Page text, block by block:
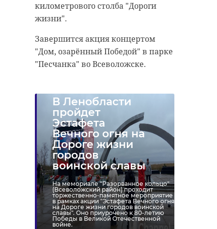
километрового столба "Дороги
жизни".
Завершится акция концертом
"Дом, озарённый Победой" в парке
"Песчанка" во Всеволожске.
В Ленобласти
пройдет
Эстафета
Вечного огня на
Дороге жизни
городов
воинской славы
На мемориале "Разорванное кольцо"
(Всеволожский район) проходит
торжественно-памятное мероприятие
в рамках акции "Эстафета Вечного огня
на Дороге жизни городов воинской
славы". Оно приурочено к 80-летию
Победы в Великой Отечественной
войне.